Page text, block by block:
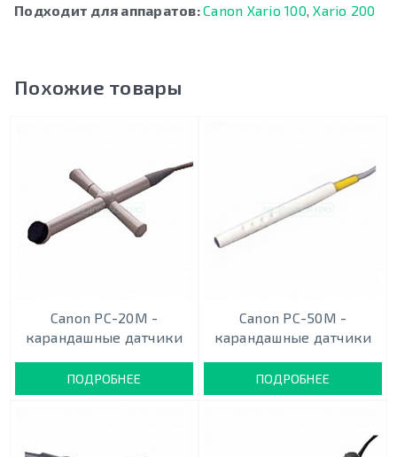
Подходит для аппаратов:Canon Xario 100,Xario 200
Похожие товары
Canon PC-20M -
карандашныe датчики
ПОДРОБНЕЕ
Canon PC-50M -
карандашныe датчики
ПОДРОБНЕЕ